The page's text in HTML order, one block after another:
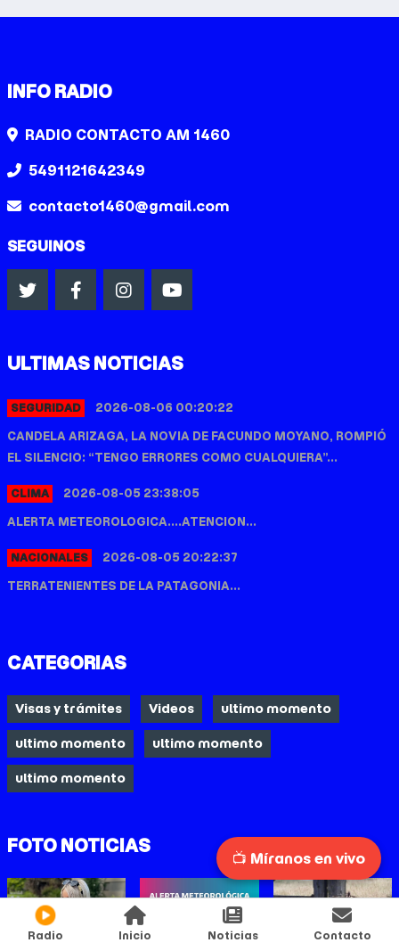
📺 Míranos en vivo
INFO RADIO
RADIO CONTACTO AM 1460
5491121642349
contacto1460@gmail.com
SEGUINOS
ULTIMAS NOTICIAS
SEGURIDAD
2026-08-06 00:20:22
CANDELA ARIZAGA, LA NOVIA DE FACUNDO MOYANO, ROMPIÓ
EL SILENCIO: “TENGO ERRORES COMO CUALQUIERA”...
CLIMA
2026-08-05 23:38:05
ALERTA METEOROLOGICA....ATENCION...
NACIONALES
2026-08-05 20:22:37
TERRATENIENTES DE LA PATAGONIA...
CATEGORIAS
Visas y trámites Videos ultimo momento
ultimo momento ultimo momento
ultimo momento
FOTO NOTICIAS
Radio Inicio Noticias Contacto